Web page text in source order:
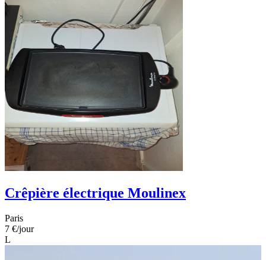
Crêpière électrique Moulinex
Paris
7 €/jour
L